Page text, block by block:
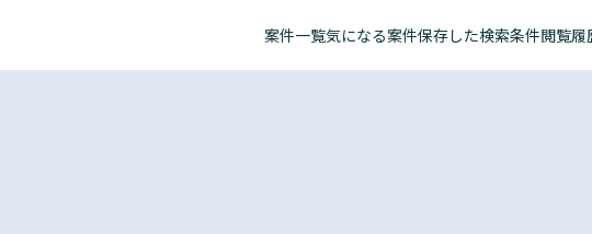
案件一覧気になる案件保存した検索条件閲覧履